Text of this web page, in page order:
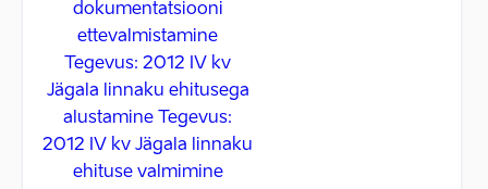
dokumentatsiooni
ettevalmistamine
Tegevus: 2012 IV kv
Jägala linnaku ehitusega
alustamine Tegevus:
2012 IV kv Jägala linnaku
ehituse valmimine